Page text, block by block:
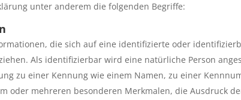
unter anderem die folgenden Begriffe:
die sich auf eine identifizierte oder
Als identifizierbar wird eine natürliche Person
zu einer Kennung wie einem Namen, zu einer
oder mehreren besonderen Merkmalen, die Ausdruck